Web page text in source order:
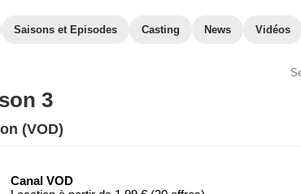
Saisons et Episodes Casting News Vidéos
3
(VOD)
Canal VOD